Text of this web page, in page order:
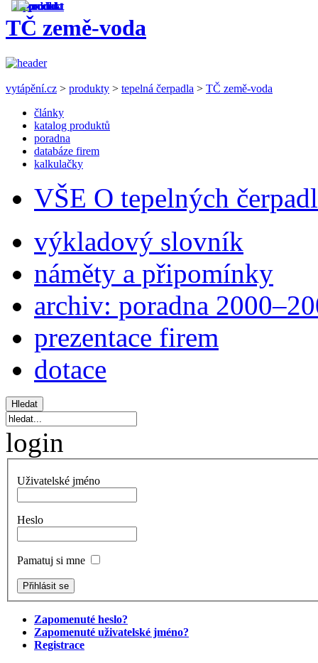
TČ země-voda
vytápění.cz > produkty > tepelná čerpadla > TČ země-voda
články
katalog produktů
poradna
databáze firem
kalkulačky
VŠE O tepelných
výkladový slovník
náměty a připomínky
archiv: poradna
prezentace firem
dotace
login
Uživatelské jméno
Heslo
Pamatuj si mne
Zapomenuté heslo?
Zapomenuté uživatelské jméno?
Registrace